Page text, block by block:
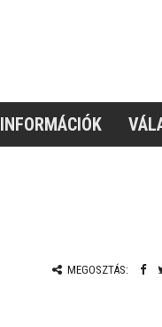
INFORMÁCIÓK
MEGOSZTÁS: